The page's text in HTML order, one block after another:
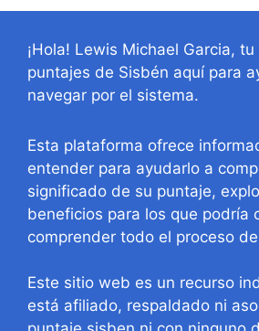
¡Hola! Lewis Michael Garcia,
puntajes de Sisbén aquí para
navegar por el sistema.
Esta plataforma ofrece
entender para ayudarlo a
significado de su puntaje,
beneficios para los que podría
comprender todo el proceso
Este sitio web es un recurso
está afiliado, respaldado ni